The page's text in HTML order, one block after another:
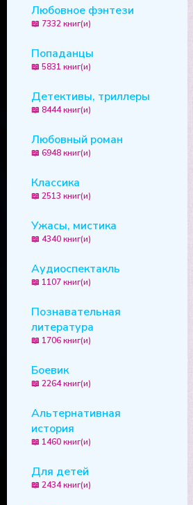
Любовное фэнтези
📖 7332 книг(и)
Попаданцы
📖 5831 книг(и)
Детективы, триллеры
📖 8444 книг(и)
Любовный роман
📖 6948 книг(и)
Классика
📖 2513 книг(и)
Ужасы, мистика
📖 4340 книг(и)
Аудиоспектакль
📖 1107 книг(и)
Познавательная
литература
📖 1706 книг(и)
Боевик
📖 2264 книг(и)
Альтернативная
история
📖 1460 книг(и)
Для детей
📖 2434 книг(и)